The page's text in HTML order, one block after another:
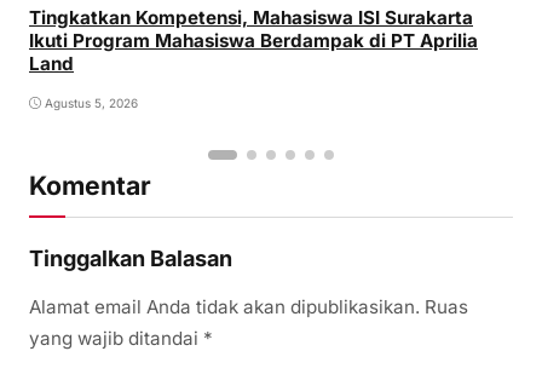
Tingkatkan Kompetensi, Mahasiswa ISI Surakarta
Ikuti Program Mahasiswa Berdampak di PT Aprilia
Land
Agustus 5, 2026
Komentar
Tinggalkan Balasan
Alamat email Anda tidak akan dipublikasikan. Ruas
yang wajib ditandai *